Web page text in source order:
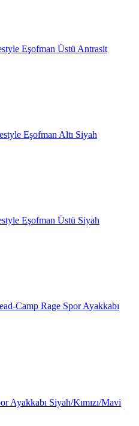
Eşofman Üstü Antrasit
Eşofman Altı Siyah
Eşofman Üstü Siyah
Camp Rage Spor Ayakkabı
Ayakkabı Siyah/Kımızı/Mavi